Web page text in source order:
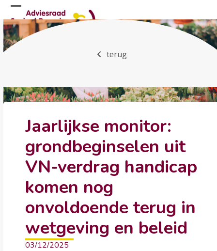
Skip
to
content
Open
mobile
menu
Close
mobile
menu
terug
Jaarlijkse monitor:
grondbeginselen uit
VN-verdrag handicap
komen nog
onvoldoende terug in
wetgeving en beleid
03/12/2025